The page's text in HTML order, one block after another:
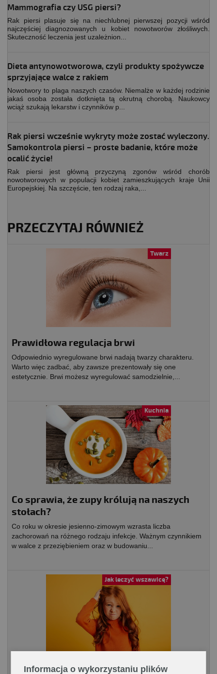
Mammografia czy USG piersi?
Rak piersi plasuje się na niechlubnej pierwszej pozycji wśród
najczęściej diagnozowanych u kobiet nowotworów złośliwych.
Skuteczność leczenia jest uzależnion...
Dieta antynowotworowa, czyli produkty spożywcze
sprzyjające walce z rakiem
Nowotwory to plaga naszych czasów. Niemalże w każdej rodzinie
jakaś osoba została dotknięta tą okrutną chorobą. Naukowcy
wciąż szukają lekarstw i czynników p...
Rak piersi wcześnie wykryty może zostać wyleczony.
Samokontrola piersi – proste badanie, które może
ocalić życie!
Rak piersi jest główną przyczyną zgonów wśród chorób
nowotworowych w populacji kobiet zamieszkujących kraje Unii
Europejskiej. Na szczęście, ten rodzaj raka,...
PRZECZYTAJ RÓWNIEŻ
Twarz
Prawidłowa regulacja brwi
Odpowiednio wyregulowane brwi nadają twarzy charakteru.
Warto więc zadbać, aby zawsze prezentowały się one
estetycznie. Brwi możesz wyregulować samodzielnie,...
Kuchnia
Co sprawia, że zupy królują na naszych
stołach?
Co roku w okresie jesienno-zimowym wzrasta liczba
zachorowań na różnego rodzaju infekcje. Ważnym czynnikiem
w walce z przeziębieniem oraz w budowaniu...
Jak leczyć wszawicę?
Instrukcja postępowania przy wykryciu
Informacja o wykorzystaniu plików